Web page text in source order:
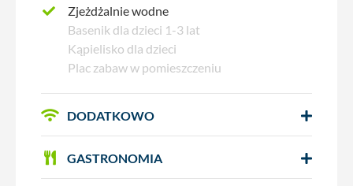
Zjeżdżalnie wodne
Basenik dla dzieci 1-3 lat
Kąpielisko dla dzieci
Plac zabaw w pomieszczeniu
DODATKOWO
GASTRONOMIA